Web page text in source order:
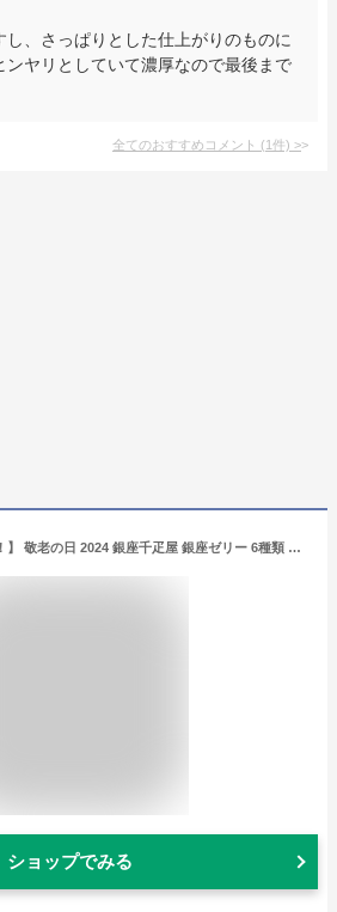
し、さっぱりとした仕上がりのものに
ンヤリとしていて濃厚なので最後まで
全てのおすすめコメント (1件) >
【クーポン配布中！】 敬老の日 2024 銀座千疋屋 銀座ゼリー 6種類 計16個 SK170 千疋屋 スイーツ 洋菓子 お菓子 フルーツゼリー ゼリー 個包装 詰め合わせ 果物 フルーツ お祝い お礼 お返し 内祝い 結婚祝い お供え 御供 長寿祝い ギフト 送料無料 常温 日持ち
ショップでみる